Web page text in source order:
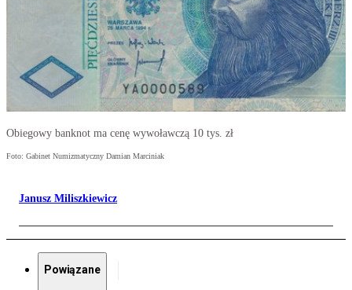
Obiegowy banknot ma cenę wywoławczą 10 tys. zł
Foto: Gabinet Numizmatyczny Damian Marciniak
Janusz Miliszkiewicz
Powiązane